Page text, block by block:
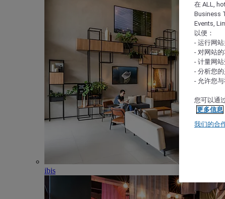
ibis
在 ALL,
Business
Events,
以便：
- 运行网
- 对网站
- 计量网
- 分析您
- 允许您与
您可以通
更多信息
我们的合